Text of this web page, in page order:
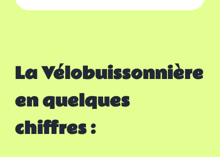
La Vélobuissonnière
en quelques
chiffres :